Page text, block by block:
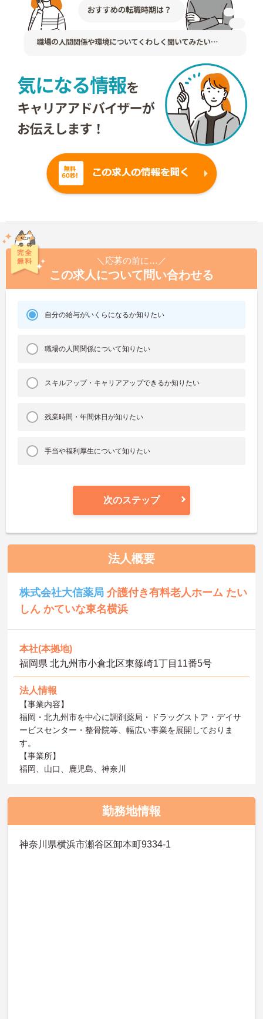
＼応募の前に…／
この求人について問い合わせる
自分の給与がいくらになるか知りたい
職場の人間関係について知りたい
スキルアップ・キャリアアップできるか知りたい
残業時間・年間休日が知りたい
手当や福利厚生について知りたい
次のステップ
法人概要
株式会社大信薬局介護付き有料老人ホーム たい
しん かていな東名横浜
本社(本拠地)
福岡県 北九州市小倉北区東篠崎1丁目11番5号
法人情報
【事業内容】
福岡・北九州市を中心に調剤薬局・ドラッグストア・デイサ
ービスセンター・整骨院等、幅広い事業を展開しておりま
す。
【事業所】
福岡、山口、鹿児島、神奈川
勤務地情報
神奈川県横浜市瀬谷区卸本町9334-1